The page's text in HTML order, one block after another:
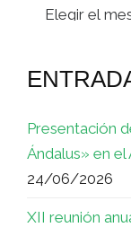
Presentación
Ándalus» en
24/06/2026
XII reunión